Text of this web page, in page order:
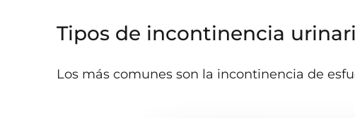
Tipos de incontinencia
Los más comunes son la incontinencia de